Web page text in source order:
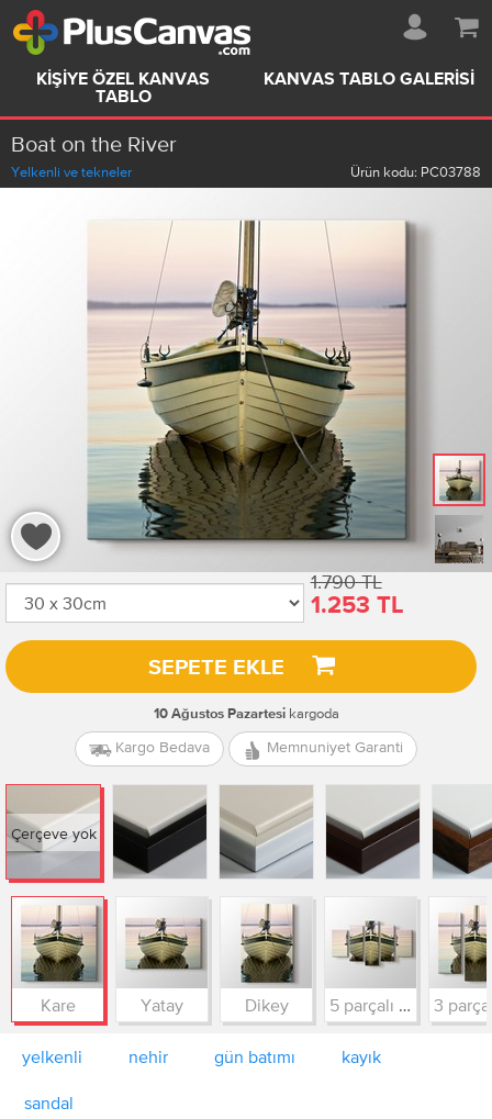
KIŞIYE ÖZEL KANVAS
TABLO
KANVAS TABLO GALERISI
Boat on the River
Yelkenli ve tekneler Ürün kodu: PC03788
1.790 TL
1.253 TL
SEPETE EKLE
10 Ağustos Pazartesikargoda
Kargo Bedava Memnuniyet Garanti
Çerçeve yok
Kare Yatay Dikey 5 parçalı simetrik
yelkenli nehir gün batımı kayık
sandal